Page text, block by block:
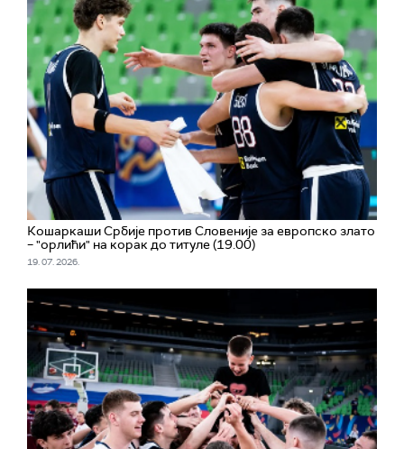
Кошаркаши Србије против Словеније за европско злато
– "орлићи" на корак до титуле (19.00)
19. 07. 2026.